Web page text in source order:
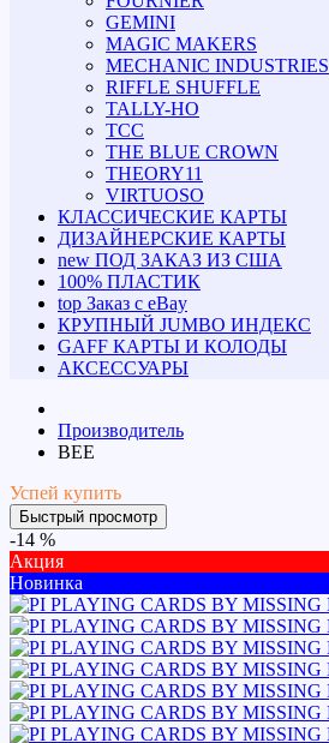
GEMINI
MAGIC MAKERS
MECHANIC INDUSTRIES
RIFFLE SHUFFLE
TALLY-HO
TCC
THE BLUE CROWN
THEORY11
VIRTUOSO
КЛАССИЧЕСКИЕ КАРТЫ
ДИЗАЙНЕРСКИЕ КАРТЫ
new ПОД ЗАКАЗ ИЗ США
100% ПЛАСТИК
top Заказ с eBay
КРУПНЫЙ JUMBO ИНДЕКС
GAFF КАРТЫ И КОЛОДЫ
АКСЕССУАРЫ
Производитель
BEE
Успей купить
Быстрый просмотр
-14 %
Акция
Новинка